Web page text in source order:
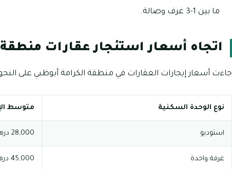
ما بين 1-3 غرف وصالة.
اتجاه أسعار استئجار عقارات منطقة
جاءت أسعار إيجارات العقارات في منطقة الكرامة أبوظبي على النحو
نوع الوحدة السكنية متوسط
استوديو 28,000 درهم إماراتي.
غرفة واحدة 45,000 درهم إماراتي.